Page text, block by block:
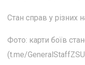
Стан справ у різних
Фото: карти боїв
(t.me/